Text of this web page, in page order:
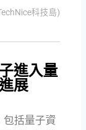
科技島)
進入量
展
包括量子資